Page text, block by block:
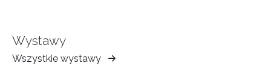
Wystawy
Wszystkie wystawy
Muzeum